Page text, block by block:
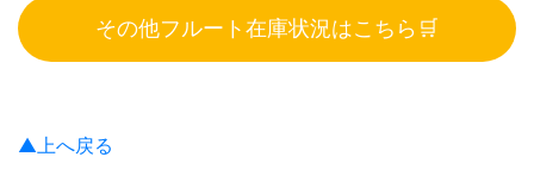
その他フルート在庫状況はこちら🛒
▲上へ戻る